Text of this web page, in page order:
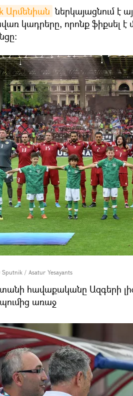
Արմենիան ներկայացնում է
կադրերը, որոնք ֆիքսել է
/ Asatur Yesayants
հավաքականը Ազգերի
առաջ